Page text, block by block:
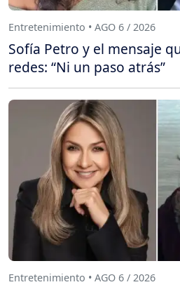
Entretenimiento • AGO 6 / 2026
Sofía Petro y el mensaje
redes: “Ni un paso atrás”
Entretenimiento • AGO 6 / 2026